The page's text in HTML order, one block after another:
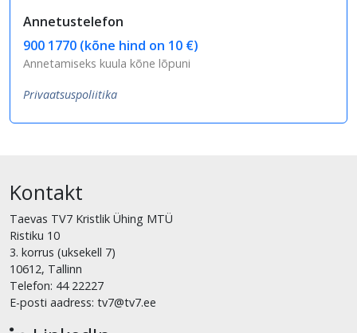
Annetustelefon
900 1770 (kõne hind on 10 €)
Annetamiseks kuula kõne lõpuni
Privaatsuspoliitika
Kontakt
Taevas TV7 Kristlik Ühing MTÜ
Ristiku 10
3. korrus (uksekell 7)
10612, Tallinn
Telefon: 44 22227
E-posti aadress: tv7@tv7.ee